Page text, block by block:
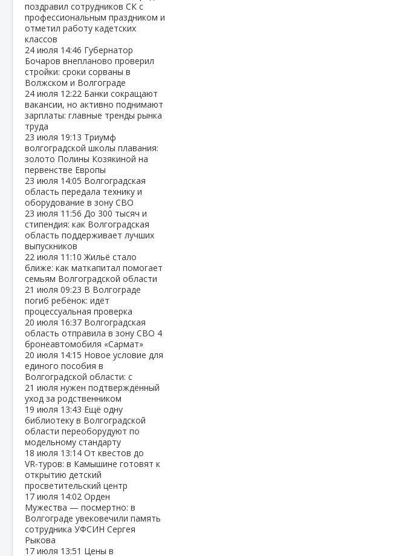
поздравил сотрудников СК с
профессиональным праздником и
отметил работу кадетских
классов
24 июля 14:46 Губернатор
Бочаров внепланово проверил
стройки: сроки сорваны в
Волжском и Волгограде
24 июля 12:22 Банки сокращают
вакансии, но активно поднимают
зарплаты: главные тренды рынка
труда
23 июля 19:13 Триумф
волгоградской школы плавания:
золото Полины Козякиной на
первенстве Европы
23 июля 14:05 Волгоградская
область передала технику и
оборудование в зону СВО
23 июля 11:56 До 300 тысяч и
стипендия: как Волгоградская
область поддерживает лучших
выпускников
22 июля 11:10Жильё стало
ближе: как маткапитал помогает
семьям Волгоградской области
21 июля 09:23 В Волгограде
погиб ребёнок: идёт
процессуальная проверка
20 июля 16:37 Волгоградская
область отправила в зону СВО 4
бронеавтомобиля «Сармат»
20 июля 14:15 Новое условие для
единого пособия в
Волгоградской области: с
21 июля нужен подтверждённый
уход за родственником
19 июля 13:43 Ещё одну
библиотеку в Волгоградской
области переоборудуют по
модельному стандарту
18 июля 13:14 От квестов до
VR‑туров: в Камышине готовят к
открытию детский
просветительский центр
17 июля 14:02 Орден
Мужества — посмертно: в
Волгограде увековечили память
сотрудника УФСИН Сергея
Рыкова
17 июля 13:51 Цены в